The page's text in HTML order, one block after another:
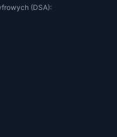
(DSA):